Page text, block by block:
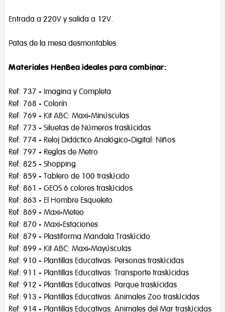
Entrada a 220V y salida a 12V.
Patas de la mesa desmontables.
Materiales HenBea ideales para combinar:
Ref: 737 - Imagina y Completa
Ref: 768 - Colorín
Ref: 769 - Kit ABC: Maxi-Minúsculas
Ref: 773 - Siluetas de Números traslúcidas
Ref: 774 - Reloj Didáctico Analógico-Digital: Niños
Ref: 797 - Reglas de Metro
Ref: 825 - Shopping
Ref: 859 - Tablero de 100 traslúcido
Ref: 861 - GEOS 6 colores traslúcidos
Ref: 863 - El Hombre Esqueleto
Ref: 869 - Maxi-Meteo
Ref: 870 - Maxi-Estaciones
Ref: 879 - Plastiforma Mandala Traslúcido
Ref: 899 - Kit ABC: Maxi-Mayúsculas
Ref: 910 - Plantillas Educativas: Personas traslúcidas
Ref: 911 - Plantillas Educativas: Transporte traslúcidas
Ref: 912 - Plantillas Educativas: Parque traslúcidas
Ref: 913 - Plantillas Educativas: Animales Zoo traslúcidas
Ref: 914 - Plantillas Educativas: Animales del Mar traslúcidas